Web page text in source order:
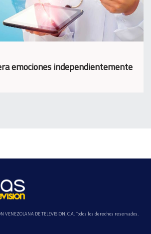
emociones independientemente
VENEZOLANA DE TELEVISION, C.A. Todos los derechos reservados.